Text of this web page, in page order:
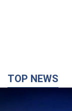
TOP NEWS